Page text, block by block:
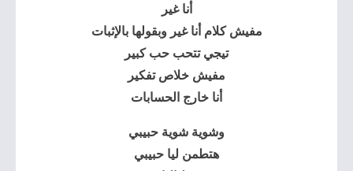
أنا غير
مفيش كلام أنا غير وبقولها بالإثبات
تيجي تتحب حب كبير
مفيش خلاص تفكير
أنا خارج الحسابات
وشوية شوية حبيبي
هتطمن ليا حبيبي